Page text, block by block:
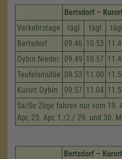
Bertsdorf –
Verkehrstage
tägl tägl tägl
Bertsdorf
09.46 10.53
Oybin Nieder. 09.49 10.57
Teufelsmühle 09.53 11.00
Kurort Oybin
09.57 11.04
Sa/So Züge fahren nur vom 19.
Apr, 25. Apr, 1./2./ 29. und 30.
Bertsdorf –